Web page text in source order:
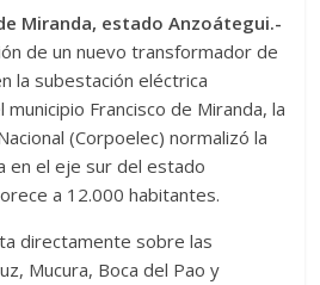
Miranda, estado Anzoátegui.-
de un nuevo transformador de
la subestación eléctrica
Francisco de Miranda, la
(Corpoelec) normalizó la
en el eje sur del estado
a 12.000 habitantes.
directamente sobre las
Mucura, Boca del Pao y